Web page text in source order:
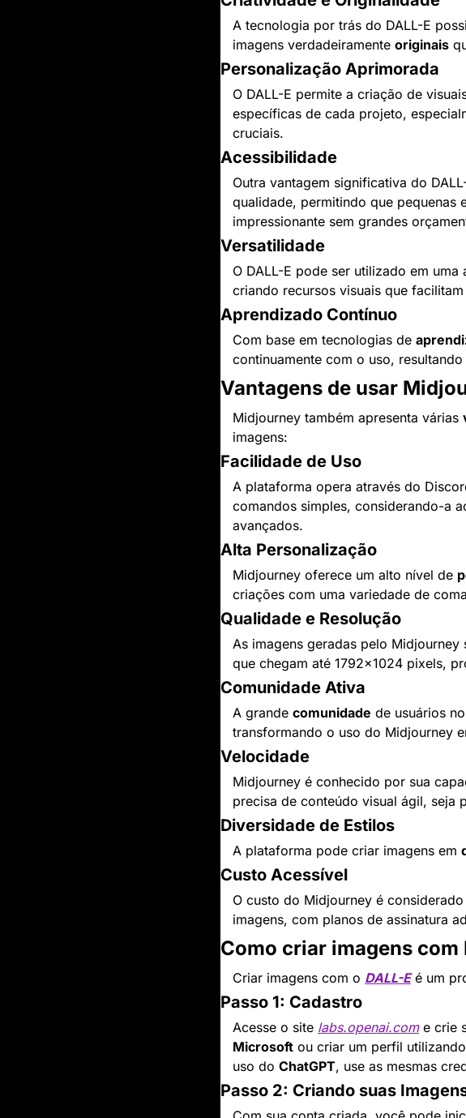
A tecnologia por trás do DALL-E
imagens verdadeiramente originais
Personalização Aprimorada
O DALL-E permite a criação de
específicas de cada projeto,
cruciais.
Acessibilidade
Outra vantagem significativa do
qualidade, permitindo que pequenas
impressionante sem grandes
Versatilidade
O DALL-E pode ser utilizado em
criando recursos visuais que
Aprendizado Contínuo
Com base em tecnologias de
continuamente com o uso,
Vantagens de usar
Midjourney também apresenta várias
imagens:
Facilidade de Uso
A plataforma opera através do
comandos simples, considerando-a
avançados.
Alta Personalização
Midjourney oferece um alto nível de
criações com uma variedade de
Qualidade e Resolução
As imagens geradas pelo Midjourney
que chegam até 1792x1024 pixels,
Comunidade Ativa
A grande comunidade de usuários
transformando o uso do Midjourney
Velocidade
Midjourney é conhecido por sua
precisa de conteúdo visual ágil, seja
Diversidade de Estilos
A plataforma pode criar imagens em
Custo Acessível
O custo do Midjourney é
imagens, com planos de assinatura
Como criar imagens com
Criar imagens com o DALL-E é um
Passo 1: Cadastro
Acesse o site labs.openai.com e crie
Microsoft ou criar um perfil
uso do ChatGPT, use as mesmas
Passo 2: Criando suas